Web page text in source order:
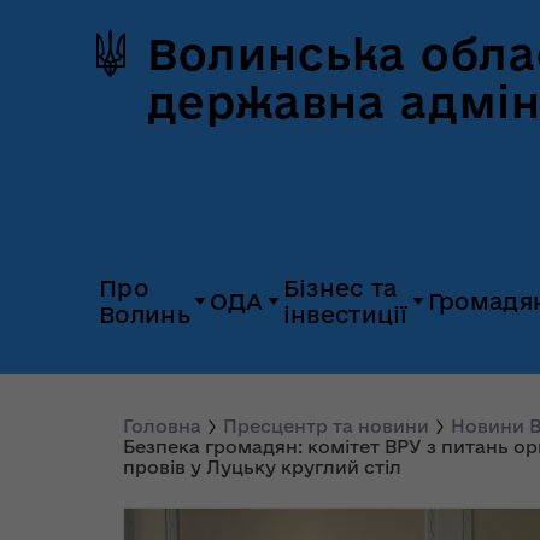
Волинська
державна
Про
Волинь
Герб та прапор
Історія Волині
Природні ресурси
ОДА
Органи влади
Бізнес та
інвестиції
Дія.Бізнес
Платформа
«Пульс»
UNITED 24
Відкриті
публічної
Головна Пресцентр та новини
Новини
Безпека громадян: комітет ВРУ з питань
провів у Луцьку круглий стіл